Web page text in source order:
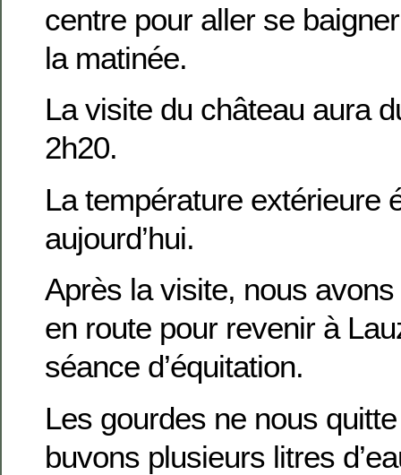
centre pour aller se
la matinée.
La visite du château aura
2h20.
La température extérieure
aujourd’hui.
Après la visite, nous
en route pour revenir à
séance d’équitation.
Les gourdes ne nous
buvons plusieurs litres